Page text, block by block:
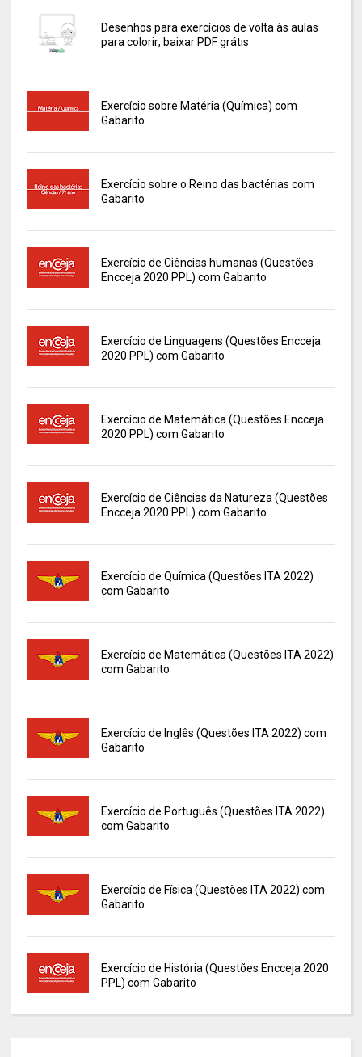
Desenhos para exercícios de volta às aulas
para colorir; baixar PDF grátis
Exercício sobre Matéria (Química) com
Gabarito
Exercício sobre o Reino das bactérias com
Gabarito
Exercício de Ciências humanas (Questões
Encceja 2020 PPL) com Gabarito
Exercício de Linguagens (Questões Encceja
2020 PPL) com Gabarito
Exercício de Matemática (Questões Encceja
2020 PPL) com Gabarito
Exercício de Ciências da Natureza (Questões
Encceja 2020 PPL) com Gabarito
Exercício de Química (Questões ITA 2022)
com Gabarito
Exercício de Matemática (Questões ITA 2022)
com Gabarito
Exercício de Inglês (Questões ITA 2022) com
Gabarito
Exercício de Português (Questões ITA 2022)
com Gabarito
Exercício de Física (Questões ITA 2022) com
Gabarito
Exercício de História (Questões Encceja 2020
PPL) com Gabarito